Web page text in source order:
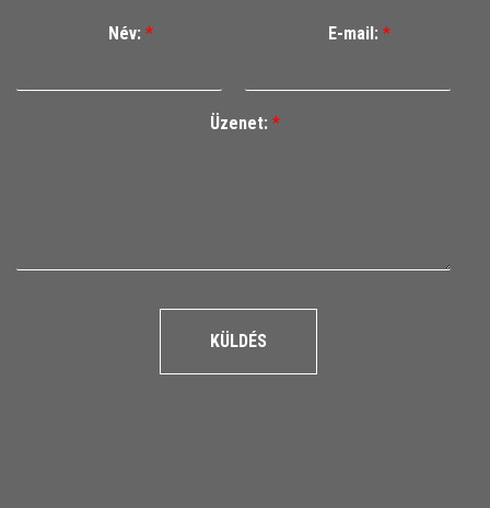
Név: * E-mail: *
Üzenet: *
KÜLDÉS